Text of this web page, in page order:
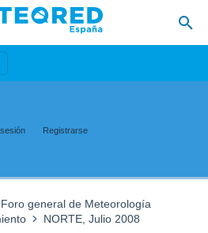
Registrarse
Foro general de Meteorología
NORTE, Julio 2008